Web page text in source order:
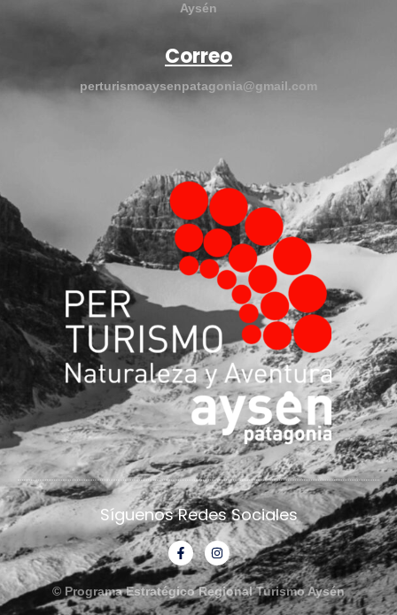
Aysén
Correo
perturismoaysenpatagonia@gmail.com
Síguenos Redes Sociales
© Programa Estratégico Regional Turismo Aysén